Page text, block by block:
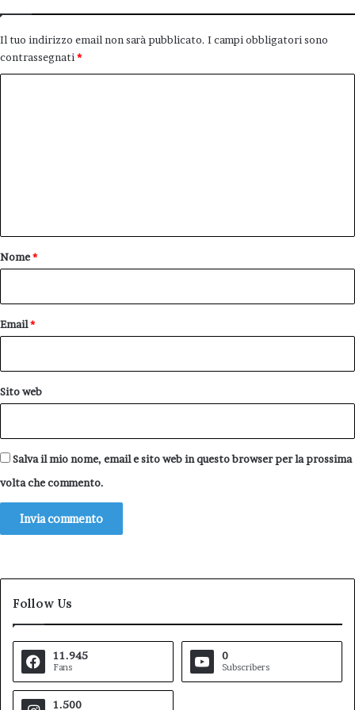
Il tuo indirizzo email non sarà pubblicato. I campi obbligatori sono
contrassegnati *
o
Nome*
Email*
Sito web
Salva il mio nome, email e sito web in questo browser per la prossima
volta che commento.
Follow Us
11.945
Fans
0
Subscribers
1.500